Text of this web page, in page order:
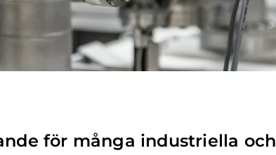
för många industriella och